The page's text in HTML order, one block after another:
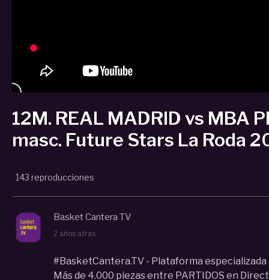
12M. REAL MADRID vs MBA
masc. Future Stars La Roda
143 reproducciones
Basket Cantera TV
2 años atras
#BasketCantera.TV - Plataforma
Más de 4.000 piezas entre PARTIDOS en